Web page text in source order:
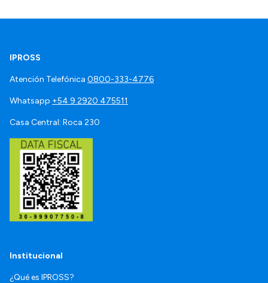
IPROSS
Atención Telefónica 0800-333-4776
Whatsapp +54 9 2920 475511
Casa Central: Roca 230
Institucional
¿Qué es IPROSS?